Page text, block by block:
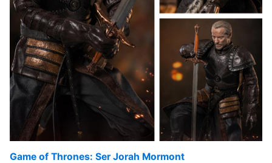
Game of Thrones: Ser Jorah Mormont